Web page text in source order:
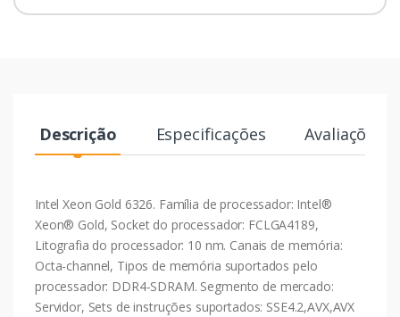
Descrição Especificações Avaliações
Intel Xeon Gold 6326. Família de processador: Intel®
Xeon® Gold, Socket do processador: FCLGA4189,
Litografia do processador: 10 nm. Canais de memória:
Octa-channel, Tipos de memória suportados pelo
processador: DDR4-SDRAM. Segmento de mercado:
Servidor, Sets de instruções suportados: SSE4.2,AVX,AVX